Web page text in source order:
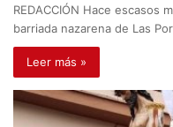
REDACCIÓN Hace escasos
barriada nazarena de Las
Leer más »